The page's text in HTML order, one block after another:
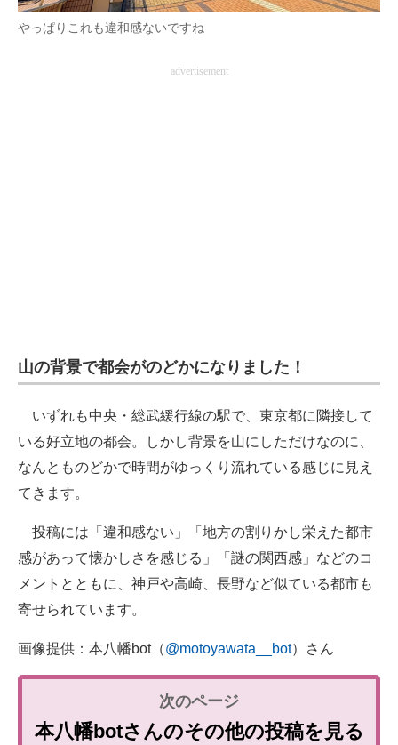
やっぱりこれも違和感ないですね
advertisement
山の背景で都会がのどかになりました！
いずれも中央・総武緩行線の駅で、東京都に隣接して
いる好立地の都会。しかし背景を山にしただけなのに、
なんとものどかで時間がゆっくり流れている感じに見え
てきます。
投稿には「違和感ない」「地方の割りかし栄えた都市
感があって懐かしさを感じる」「謎の関西感」などのコ
メントとともに、神戸や高崎、長野など似ている都市も
寄せられています。
画像提供：本八幡bot（@motoyawata__bot）さん
本八幡botさんのその他の投稿を見る